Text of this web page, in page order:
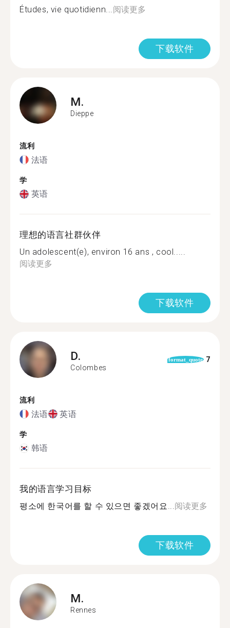
Études, vie quotidienn...阅读更多
下载软件
M.
Dieppe
流利
法语
学
英语
理想的语言社群伙伴
Un adolescent(e), environ 16 ans , cool.....
阅读更多
下载软件
D.
Colombes
format_quote 7
流利
法语 英语
学
韩语
我的语言学习目标
평소에 한국어를 할 수 있으면 좋겠어요...阅读更多
下载软件
M.
Rennes